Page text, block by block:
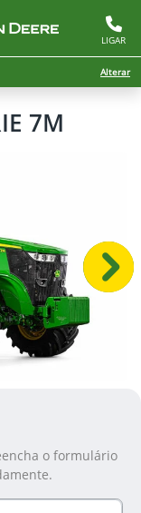
LIGAR
Alterar
7M
o formulário